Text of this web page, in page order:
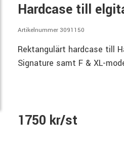
Hardcase till
Artikelnummer 3091150
Rektangulärt hardcase till
Signature samt F & XL-
1750 kr/st